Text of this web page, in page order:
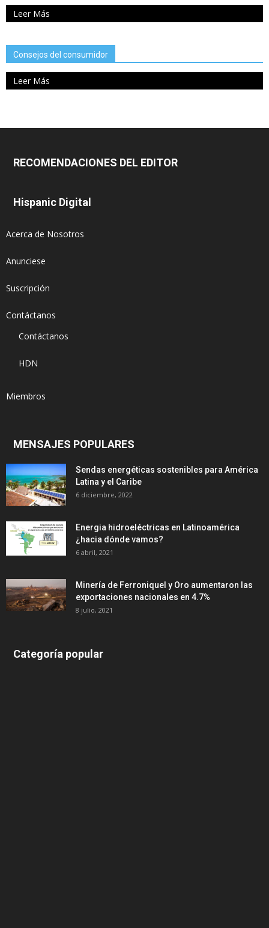
Leer Más
Consejos del consumidor
Leer Más
RECOMENDACIONES DEL EDITOR
Hispanic Digital
Acerca de Nosotros
Anunciese
Suscripción
Contáctanos
Contáctanos
HDN
Miembros
MENSAJES POPULARES
Sendas energéticas sostenibles para América
Latina y el Caribe
6 diciembre, 2022
Energia hidroeléctricas en Latinoamérica
¿hacia dónde vamos?
6 abril, 2021
Minería de Ferroniquel y Oro aumentaron las
exportaciones nacionales en 4.7%
8 julio, 2021
Categoría popular